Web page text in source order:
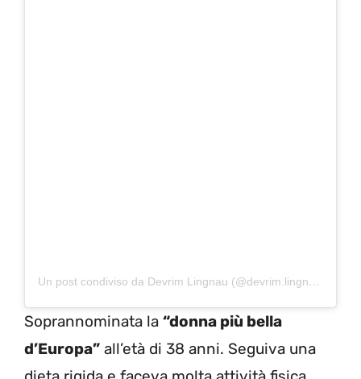
Un post condiviso da Devrim Lingnau (@devrim.lingnau)
Soprannominata la “donna più bella
d’Europa” all’età di 38 anni. Seguiva una